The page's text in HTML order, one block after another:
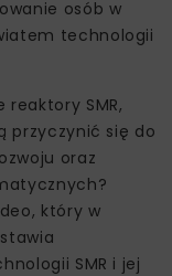
osób w
technologii
reaktory SMR,
przyczynić się do
oraz
który w
SMR i jej